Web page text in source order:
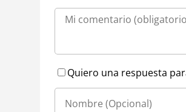
Quiero una respuesta